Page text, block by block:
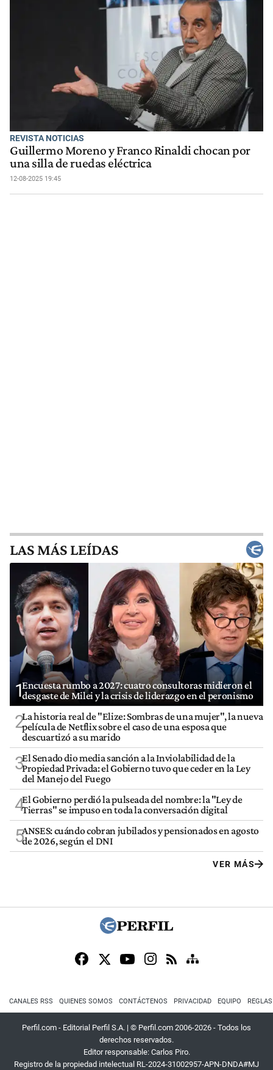
REVISTA NOTICIAS
Guillermo Moreno y Franco Rinaldi chocan por
una silla de ruedas eléctrica
12-08-2025 19:45
LAS MÁS LEÍDAS
1Encuesta rumbo a 2027: cuatro consultoras midieron el
desgaste de Milei y la crisis de liderazgo en el peronismo
2La historia real de "Elize: Sombras de una mujer", la nueva
película de Netflix sobre el caso de una esposa que
descuartizó a su marido
3El Senado dio media sanción a la Inviolabilidad de la
Propiedad Privada: el Gobierno tuvo que ceder en la Ley
del Manejo del Fuego
4El Gobierno perdió la pulseada del nombre: la "Ley de
Tierras" se impuso en toda la conversación digital
5ANSES: cuándo cobran jubilados y pensionados en agosto
de 2026, según el DNI
VER MÁS
CANALES RSS QUIENES SOMOS CONTÁCTENOS PRIVACIDAD EQUIPO
Perfil.com - Editorial Perfil S.A. | © Perfil.com 2006-2026 - Todos los
derechos reservados.
Editor responsable: Carlos Piro.
Registro de la propiedad intelectual RL-2024-31002957-APN-DNDA#MJ